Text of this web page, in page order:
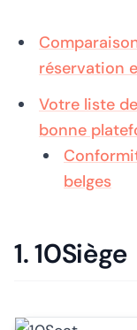
réservation
Votre liste
bonne
belges
1. 10Siège